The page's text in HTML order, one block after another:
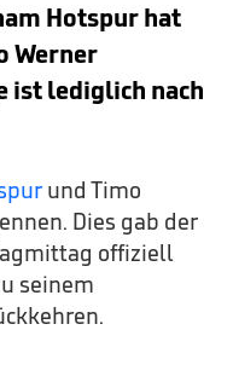
Hotspur hat
Werner
ist lediglich nach
und Timo
Dies gab der
offiziell
seinem